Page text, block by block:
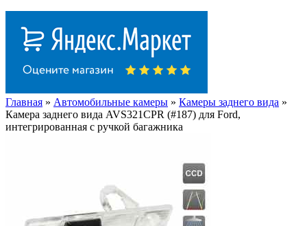
Главная » Автомобильные камеры » Камеры заднего вида »
Камера заднего вида AVS321CPR (#187) для Ford,
интегрированная с ручкой багажника